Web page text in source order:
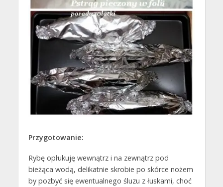
Przygotowanie:
Rybę opłukuję wewnątrz i na zewnątrz pod
bieżąca wodą, delikatnie skrobie po skórce nożem
by pozbyć się ewentualnego śluzu z łuskami, choć